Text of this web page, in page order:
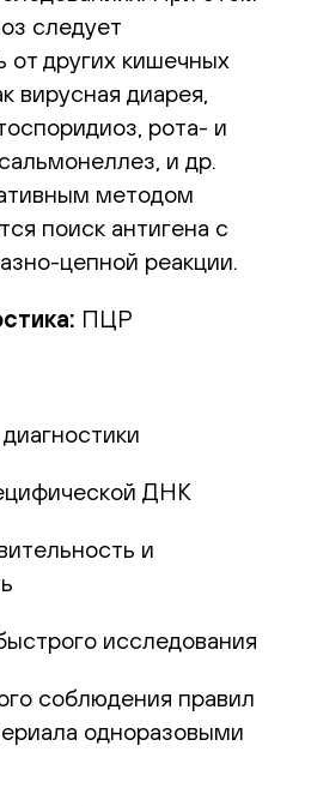
следует
других кишечных
вирусная диарея,
рота- и
и др.
методом
поиск антигена с
цепной реакции.
ПЦР
ДНК
и
исследования
соблюдения правил
одноразовыми